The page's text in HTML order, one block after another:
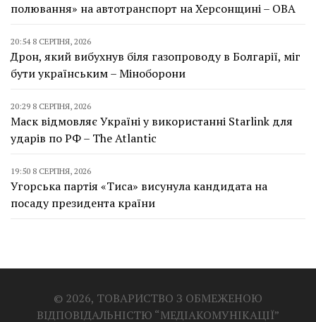
полювання» на автотранспорт на Херсонщині – ОВА
20:54 8 СЕРПНЯ, 2026
Дрон, який вибухнув біля газопроводу в Болгарії, міг
бути українським – Міноборони
20:29 8 СЕРПНЯ, 2026
Маск відмовляє Україні у використанні Starlink для
ударів по РФ – The Atlantic
19:50 8 СЕРПНЯ, 2026
Угорська партія «Тиса» висунула кандидата на
посаду президента країни
© 2026, ТОВАРИСТВО З ОБМЕЖЕНОЮ
ВІДПОВІДАЛЬНІСТЮ “МЕДІАКОМУНІКАЦІЇ”